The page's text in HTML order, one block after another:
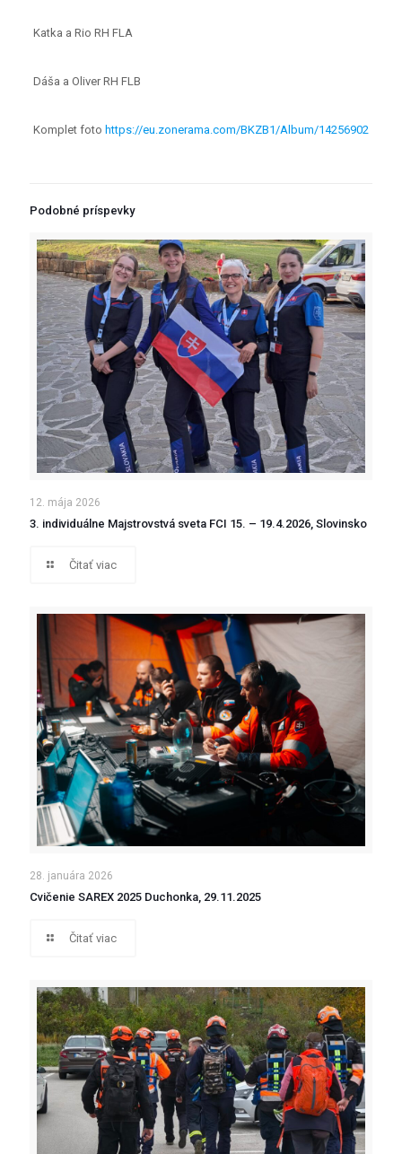
Katka a Rio RH FLA
Dáša a Oliver RH FLB
Komplet foto https://eu.zonerama.com/BKZB1/Album/14256902
Podobné príspevky
12. mája 2026
3. individuálne Majstrovstvá sveta FCI 15. – 19.4.2026, Slovinsko
Čitať viac
28. januára 2026
Cvičenie SAREX 2025 Duchonka, 29.11.2025
Čitať viac